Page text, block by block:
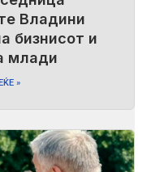
Владини
бизнисот и
млади
»